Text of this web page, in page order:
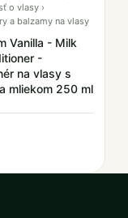
o vlasy ›
a balzamy na vlasy
Vanilla - Milk
-
na vlasy s
mliekom 250 ml